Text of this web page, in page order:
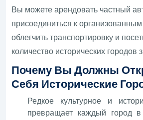
Вы можете арендовать частный
присоединиться к
облегчить транспортировку и
количество исторических
Почему Вы Должны
Себя Исторические
Редкое культурное и
превращает каждый город в